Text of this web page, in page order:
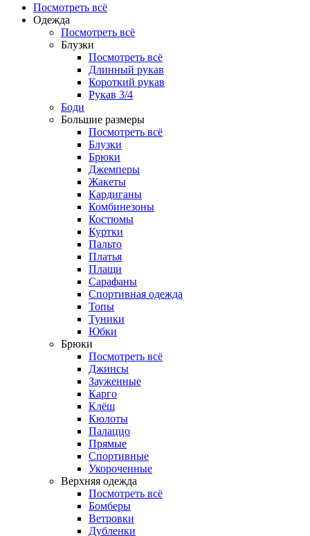
Посмотреть всё
Одежда
Посмотреть всё
Блузки
Посмотреть всё
Длинный рукав
Короткий рукав
Рукав 3/4
Боди
Большие размеры
Посмотреть всё
Блузки
Брюки
Джемперы
Жакеты
Кардиганы
Комбинезоны
Костюмы
Куртки
Пальто
Платья
Плащи
Сарафаны
Спортивная одежда
Топы
Туники
Юбки
Брюки
Посмотреть всё
Джинсы
Зауженные
Карго
Клёш
Кюлоты
Палаццо
Прямые
Спортивные
Укороченные
Верхняя одежда
Посмотреть всё
Бомберы
Ветровки
Дубленки